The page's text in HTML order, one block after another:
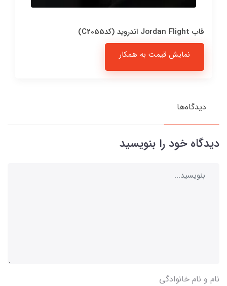
قاب Jordan Flight اندروید (کدC2055)
نمایش قیمت به همکار
دیدگاه‌ها
دیدگاه خود را بنویسید
نام و نام خانوادگی